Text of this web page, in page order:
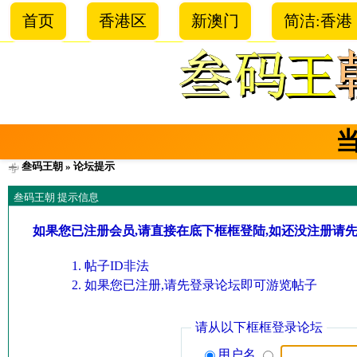
首页 香港区 新澳门 简洁:香港
叁码王朝 » 论坛提示
叁码王朝 提示信息
如果您已注册会员,请直接在底下框框登陆,如还没注册请
帖子ID非法
如果您已注册,请先登录论坛即可游览帖子
请从以下框框登录论坛
用户名